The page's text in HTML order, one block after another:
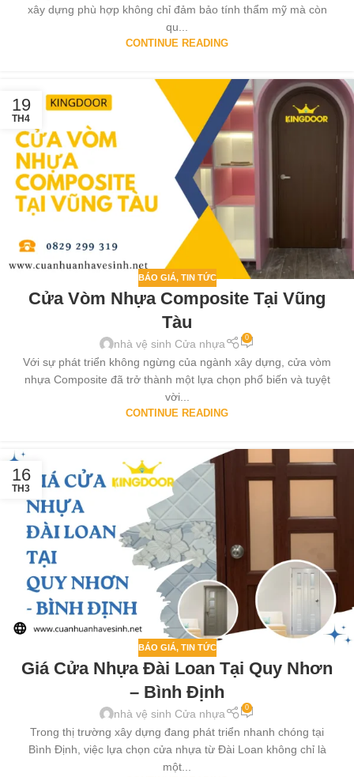
xây dựng phù hợp không chỉ đảm bảo tính thẩm mỹ mà còn
qu...
CONTINUE READING
19
TH4
BÁO GIÁ, TIN TỨC
Cửa Vòm Nhựa Composite Tại Vũng
Tàu
nhà vệ sinh Cửa nhựa 0
Với sự phát triển không ngừng của ngành xây dựng, cửa vòm
nhựa Composite đã trở thành một lựa chọn phổ biến và tuyệt
vời...
CONTINUE READING
16
TH3
BÁO GIÁ, TIN TỨC
Giá Cửa Nhựa Đài Loan Tại Quy Nhơn
– Bình Định
nhà vệ sinh Cửa nhựa 0
Trong thị trường xây dựng đang phát triển nhanh chóng tại
Bình Định, việc lựa chọn cửa nhựa từ Đài Loan không chỉ là
một...